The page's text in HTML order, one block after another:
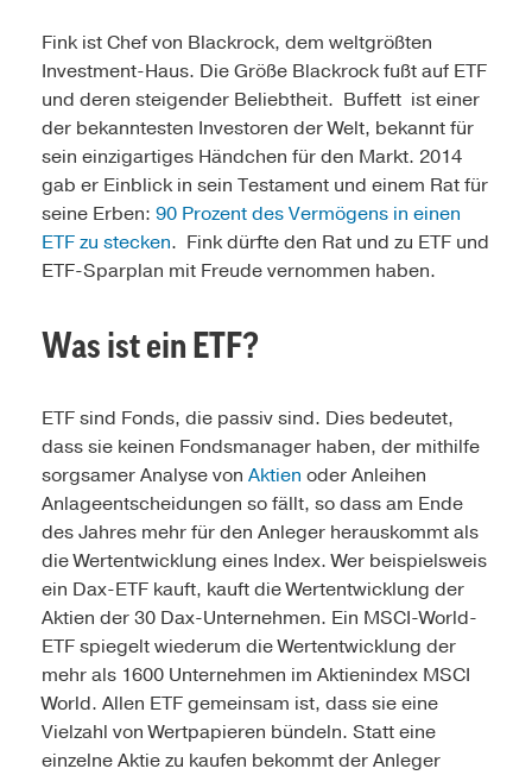
Fink ist Chef von Blackrock, dem weltgrößten
Investment-Haus. Die Größe Blackrock fußt auf ETF
und deren steigender Beliebtheit. Buffett ist einer
der bekanntesten Investoren der Welt, bekannt für
sein einzigartiges Händchen für den Markt. 2014
gab er Einblick in sein Testament und einem Rat für
seine Erben: 90 Prozent des Vermögens in einen
ETF zu stecken. Fink dürfte den Rat und zu ETF und
ETF-Sparplan mit Freude vernommen haben.
Was ist ein ETF?
ETF sind Fonds, die passiv sind. Dies bedeutet,
dass sie keinen Fondsmanager haben, der mithilfe
sorgsamer Analyse von Aktien oder Anleihen
Anlageentscheidungen so fällt, so dass am Ende
des Jahres mehr für den Anleger herauskommt als
die Wertentwicklung eines Index. Wer beispielsweis
ein Dax-ETF kauft, kauft die Wertentwicklung der
Aktien der 30 Dax-Unternehmen. Ein MSCI-World-
ETF spiegelt wiederum die Wertentwicklung der
mehr als 1600 Unternehmen im Aktienindex MSCI
World. Allen ETF gemeinsam ist, dass sie eine
Vielzahl von Wertpapieren bündeln. Statt eine
einzelne Aktie zu kaufen bekommt der Anleger